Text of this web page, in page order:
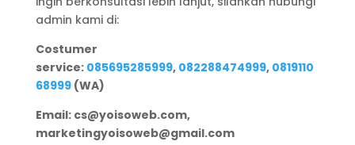
admin kami di:
Costumer
service: 085695285999, 082288474999, 0819110
68999(WA)
Email: cs@yoisoweb.com,
marketingyoisoweb@gmail.com